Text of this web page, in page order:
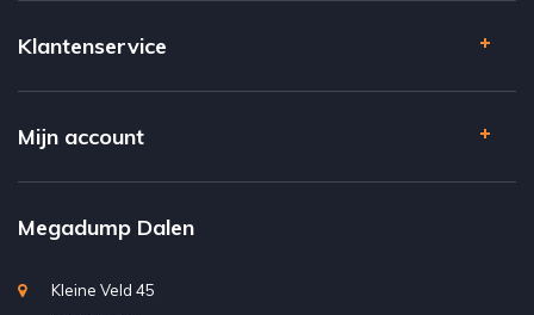
Klantenservice
Mijn account
Megadump Dalen
Kleine Veld 45